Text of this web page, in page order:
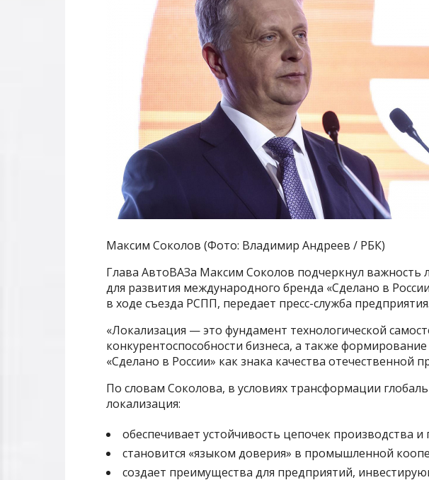
Максим Соколов (Фото: Владимир Андреев / РБК)
Глава АвтоВАЗа Максим Соколов подчеркнул важность
для развития международного бренда «Сделано в
в ходе съезда РСПП, передает пресс-служба предприятия.
«Локализация — это фундамент технологической
конкурентоспособности бизнеса, а также
«Сделано в России» как знака качества отечественной
По словам Соколова, в условиях трансформации
локализация:
обеспечивает устойчивость цепочек производства и
становится «языком доверия» в промышленной
создает преимущества для предприятий,